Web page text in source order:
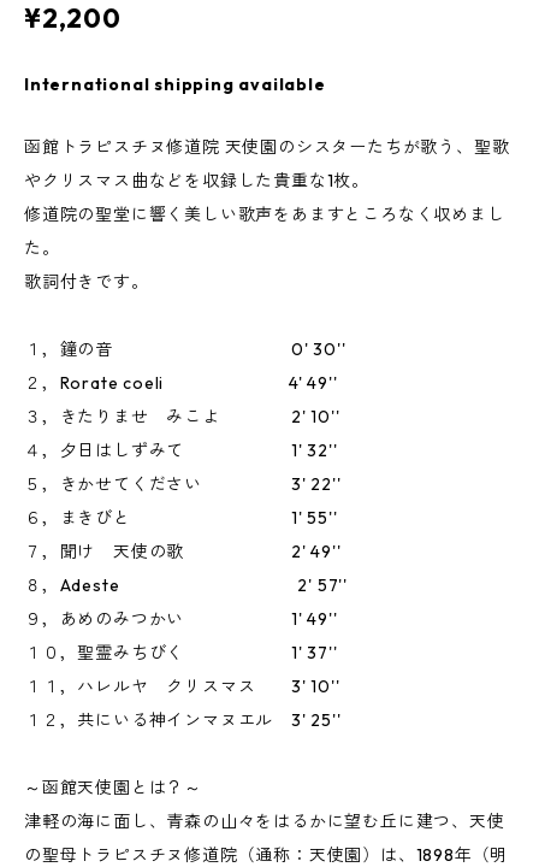
¥2,200
International shipping available
函館トラピスチヌ修道院 天使園のシスターたちが歌う、聖歌
やクリスマス曲などを収録した貴重な1枚。
修道院の聖堂に響く美しい歌声をあますところなく収めまし
た。
歌詞付きです。
１，鐘の音 0' 30''
２，Rorate coeli 4' 49''
３，きたりませ みこよ 2' 10''
４，夕日はしずみて 1' 32''
５，きかせてください 3' 22''
６，まきびと 1' 55''
７，聞け 天使の歌 2' 49''
８，Adeste 2' 57''
９，あめのみつかい 1' 49''
１０，聖霊みちびく 1' 37''
１１，ハレルヤ クリスマス 3' 10''
１２，共にいる神インマヌエル 3' 25''
～函館天使園とは？～
津軽の海に面し、青森の山々をはるかに望む丘に建つ、天使
の聖母トラピスチヌ修道院（通称：天使園）は、1898年（明